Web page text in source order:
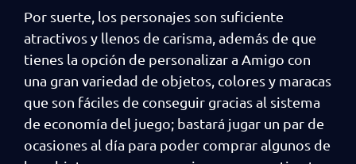
Por suerte, los personajes son suficiente
atractivos y llenos de carisma, además de que
tienes la opción de personalizar a Amigo con
una gran variedad de objetos, colores y maracas
que son fáciles de conseguir gracias al sistema
de economía del juego; bastará jugar un par de
ocasiones al día para poder comprar algunos de